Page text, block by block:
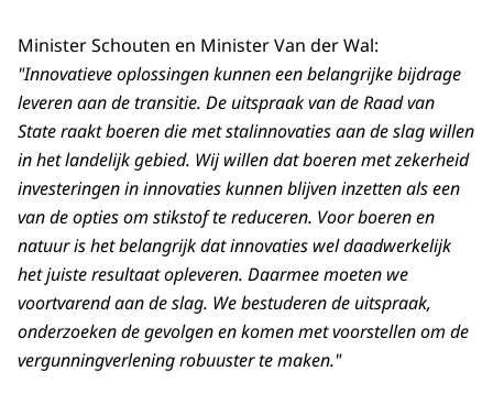
Minister Schouten en Minister Van der Wal:
"Innovatieve oplossingen kunnen een belangrijke bijdrage
leveren aan de transitie. De uitspraak van de Raad van
State raakt boeren die met stalinnovaties aan de slag willen
in het landelijk gebied. Wij willen dat boeren met zekerheid
investeringen in innovaties kunnen blijven inzetten als een
van de opties om stikstof te reduceren. Voor boeren en
natuur is het belangrijk dat innovaties wel daadwerkelijk
het juiste resultaat opleveren. Daarmee moeten we
voortvarend aan de slag. We bestuderen de uitspraak,
onderzoeken de gevolgen en komen met voorstellen om de
vergunningverlening robuuster te maken."